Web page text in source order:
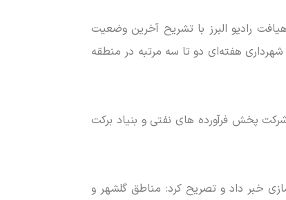
رادیو البرز با تشریح آخرین وضعیت
از آنها دچار حریق شده‌اند. عوامل شهرداری هفته‌ای دو تا سه مرتبه در منطقه
پخش فرآورده های نفتی و بنیاد برکت
«رهیافت» از فعالیت ۵۵ گروه جهادی در فرآیند بازسازی خبر داد و تصریح کرد: مناطق گلشهر و